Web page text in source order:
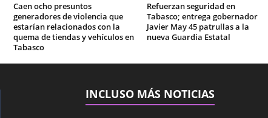
Caen ocho presuntos
generadores de violencia que
estarían relacionados con la
quema de tiendas y vehículos en
Tabasco
Refuerzan seguridad en
Tabasco; entrega gobernador
Javier May 45 patrullas a la
nueva Guardia Estatal
INCLUSO MÁS NOTICIAS